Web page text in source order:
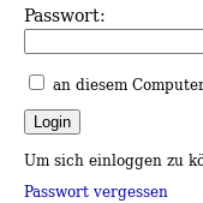
Passwort:
an diesem
Um sich einloggen zu
Passwort vergessen